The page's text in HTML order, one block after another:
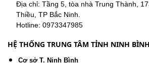
Địa chỉ: Tầng 5, tòa nhà Trung Thành,
Thiều, TP Bắc Ninh.
Hotline: 0973347985
HỆ THỐNG TRUNG TÂM TỈNH NINH BÌNH
Cơ sở T. Ninh Bình